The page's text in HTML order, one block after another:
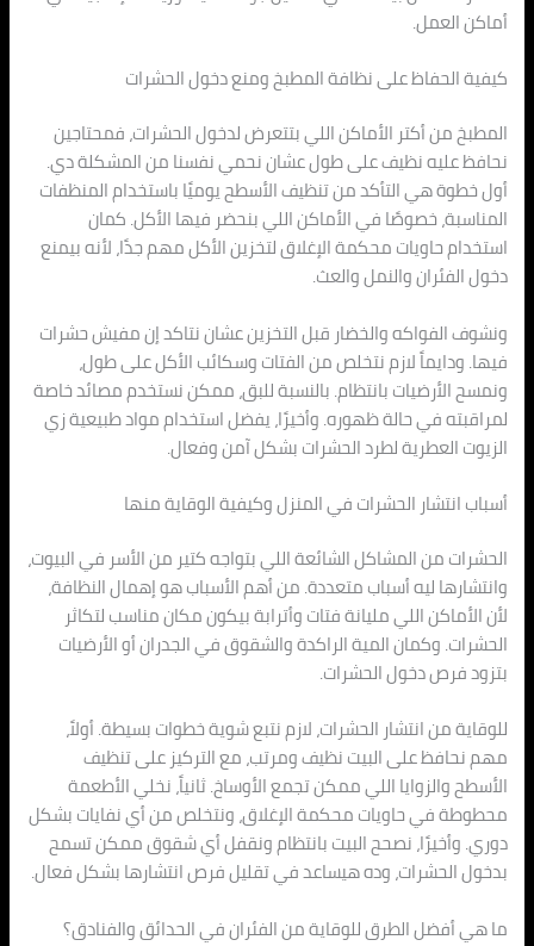
أماكن العمل.
كيفية الحفاظ على نظافة المطبخ ومنع دخول الحشرات
المطبخ من أكتر الأماكن اللي بتتعرض لدخول الحشرات، فمحتاجين
نحافظ عليه نظيف على طول عشان نحمي نفسنا من المشكلة دي.
أول خطوة هي التأكد من تنظيف الأسطح يوميًا باستخدام المنظفات
المناسبة، خصوصًا في الأماكن اللي بنحضر فيها الأكل. كمان
استخدام حاويات محكمة الإغلاق لتخزين الأكل مهم جدًا، لأنه بيمنع
دخول الفئران والنمل والعث.
ونشوف الفواكه والخضار قبل التخزين عشان نتاكد إن مفيش حشرات
فيها. ودايماً لازم نتخلص من الفتات وسكائب الأكل على طول،
ونمسح الأرضيات بانتظام. بالنسبة للبق، ممكن نستخدم مصائد خاصة
لمراقبته في حالة ظهوره. وأخيرًا، يفضل استخدام مواد طبيعية زي
الزيوت العطرية لطرد الحشرات بشكل آمن وفعال.
أسباب انتشار الحشرات في المنزل وكيفية الوقاية منها
الحشرات من المشاكل الشائعة اللي بتواجه كتير من الأسر في البيوت،
وانتشارها ليه أسباب متعددة. من أهم الأسباب هو إهمال النظافة،
لأن الأماكن اللي مليانة فتات وأترابة بيكون مكان مناسب لتكاثر
الحشرات. وكمان المية الراكدة والشقوق في الجدران أو الأرضيات
بتزود فرص دخول الحشرات.
للوقاية من انتشار الحشرات، لازم نتبع شوية خطوات بسيطة. أولاً،
مهم نحافظ على البيت نظيف ومرتب، مع التركيز على تنظيف
الأسطح والزوايا اللي ممكن تجمع الأوساخ. ثانياً، نخلي الأطعمة
محطوطة في حاويات محكمة الإغلاق، ونتخلص من أي نفايات بشكل
دوري. وأخيرًا، نصحح البيت بانتظام ونقفل أي شقوق ممكن تسمح
بدخول الحشرات، وده هيساعد في تقليل فرص انتشارها بشكل فعال.
ما هي أفضل الطرق للوقاية من الفئران في الحدائق والفنادق؟